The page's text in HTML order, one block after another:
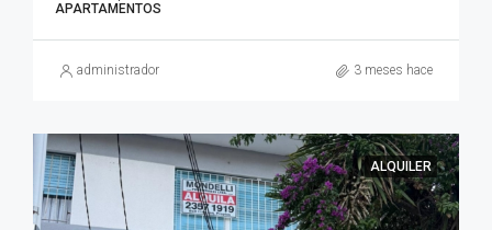
APARTAMENTOS
administrador 3 meses hace
ALQUILER